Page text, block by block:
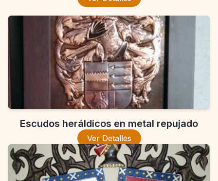
Escudos heráldicos en metal repujado
Ver Detalles